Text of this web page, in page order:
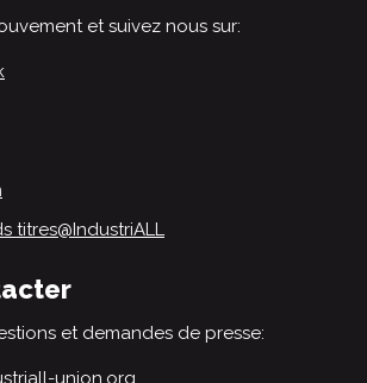
et suivez nous sur:
titres@IndustriALL
et demandes de presse:
union.org